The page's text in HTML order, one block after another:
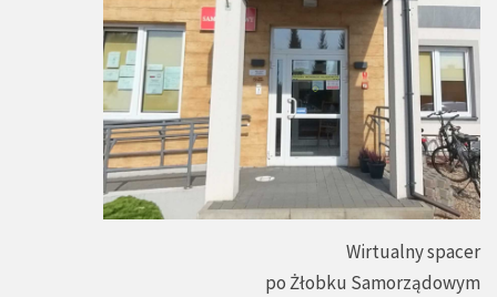
Wirtualny spacer
po Żłobku Samorządowym